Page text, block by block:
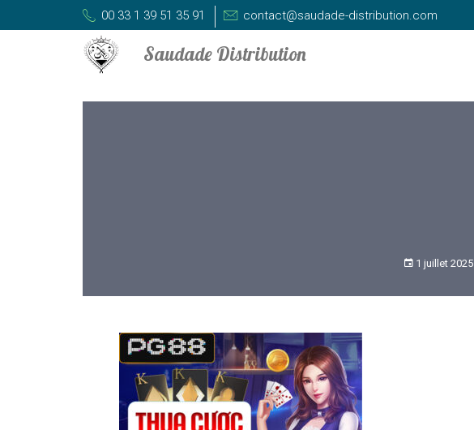
00 33 1 39 51 35 91 contact@saudade-distribution.com
1 juillet 2025